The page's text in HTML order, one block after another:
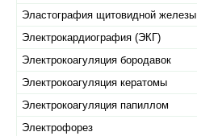
Эластография щитовидной железы
Электрокардиография (ЭКГ)
Электрокоагуляция бородавок
Электрокоагуляция кератомы
Электрокоагуляция папиллом
Электрофорез